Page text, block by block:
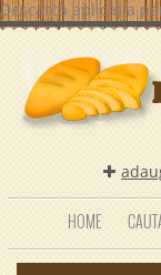
Descarca aplicatia
HOME